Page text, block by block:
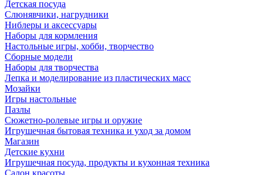
Детская посуда
Слюнявчики, нагрудники
Ниблеры и аксессуары
Наборы для кормления
Настольные игры, хобби, творчество
Сборные модели
Наборы для творчества
Лепка и моделирование из пластических масс
Мозайки
Игры настольные
Пазлы
Сюжетно-ролевые игры и оружие
Игрушечная бытовая техника и уход за домом
Магазин
Детские кухни
Игрушечная посуда, продукты и кухонная техника
Салон красоты